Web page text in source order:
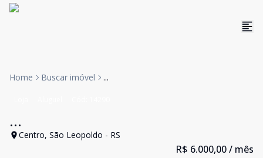
Home Buscar imóvel ...
...
Centro, São Leopoldo - RS
R$ 6.000,00/ mês